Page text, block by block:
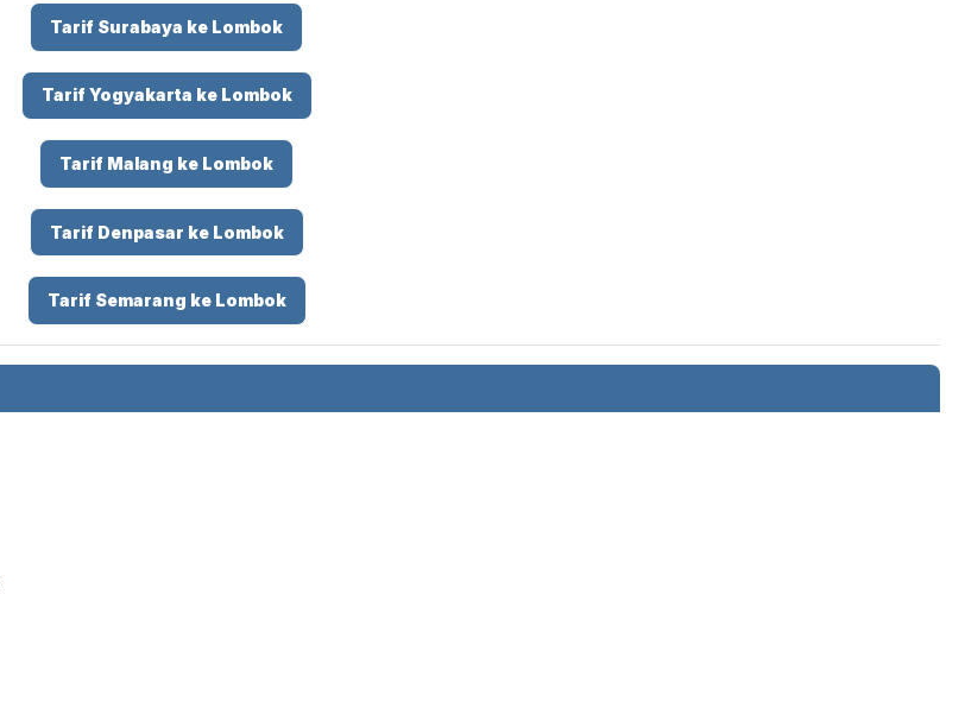
Tarif Surabaya ke Lombok
Tarif Yogyakarta ke Lombok
Tarif Malang ke Lombok
Tarif Denpasar ke Lombok
Tarif Semarang ke Lombok